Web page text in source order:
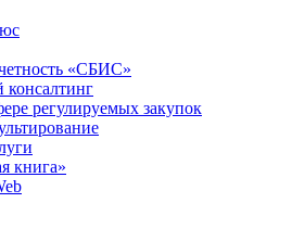
«СБИС»
консалтинг
регулируемых закупок
книга»